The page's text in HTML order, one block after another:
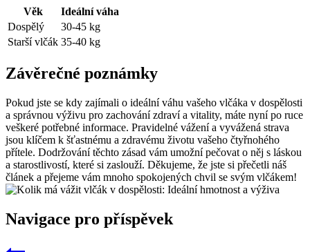
Věk
Ideální váha
Dospělý
30-45 kg
Starší vlčák 35-40 kg
Závěrečné‌ poznámky
Pokud jste‍ se ⁤kdy ​zajímali o ideální váhu ⁢vašeho vlčáka ‍v dospělosti
a správnou výživu​ pro zachování​ zdraví‌ a vitality, máte⁣ nyní po ruce
veškeré‌ potřebné informace. ​Pravidelné vážení a vyvážená strava
jsou klíčem k šťastnému a zdravému⁢ životu‌ vašeho ‌čtyřnohého
přítele. Dodržování těchto zásad vám ​umožní pečovat o něj s láskou
a ⁣starostlivostí, které si zaslouží. Děkujeme, ‌že ⁤jste si přečetli náš
článek‍ a přejeme ⁣vám ​mnoho spokojených⁤ chvil se svým ​vlčákem!
Navigace pro příspěvek